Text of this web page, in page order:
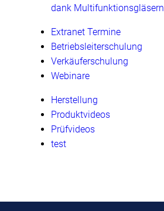
dank Multifunktionsgläsern
Extranet Termine
Betriebsleiterschulung
Verkäuferschulung
Webinare
Herstellung
Produktvideos
Prüfvideos
test